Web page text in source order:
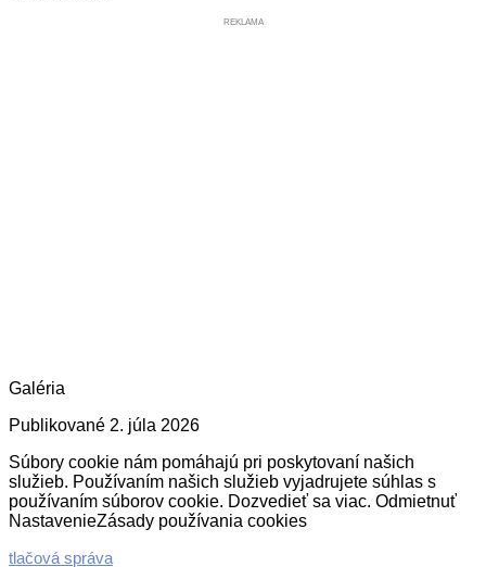
REKLAMA
Galéria
Publikované 2. júla 2026
Súbory cookie nám pomáhajú pri poskytovaní našich
služieb. Používaním našich služieb vyjadrujete súhlas s
používaním súborov cookie. Dozvedieť sa viac. Odmietnuť
NastavenieZásady používania cookies
2026-
tlačová správa